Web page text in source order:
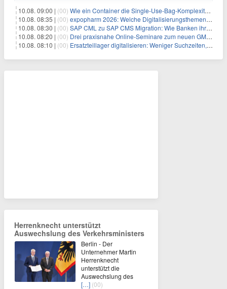
10.08. 09:00 | (00) Wie ein Container die Single-Use-Bag-Komplexität reduziert
10.08. 08:35 | (00) expopharm 2026: Welche Digitalisierungsthemen Apotheken betreffen
10.08. 08:30 | (00) SAP CML zu SAP CMS Migration: Wie Banken ihr Sicherheitenmanagement für SAP S/4HANA modernisieren und regulatorische Anforderungen erfüllen
10.08. 08:20 | (00) Drei praxisnahe Online-Seminare zum neuen GModG Ende August und Anfang September 2026
10.08. 08:10 | (00) Ersatzteillager digitalisieren: Weniger Suchzeiten, mehr Produktivität
Herrenknecht unterstützt
Auswechslung des Verkehrsministers
Berlin - Der
Unternehmer Martin
Herrenknecht
unterstützt die
Auswechslung des
[…] (00)